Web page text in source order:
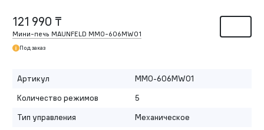
121 990 ₸
Мини-печь MAUNFELD MMO-606MW01
Под заказ
Артикул
MMO-606MW01
Количество режимов
5
Тип управления
Механическое